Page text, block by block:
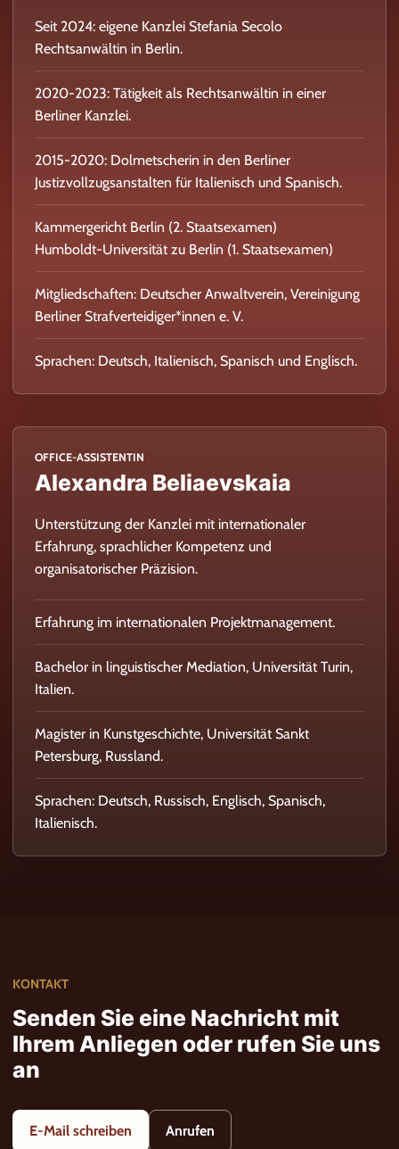
Seit 2024: eigene Kanzlei Stefania Secolo
Rechtsanwältin in Berlin.
2020-2023: Tätigkeit als Rechtsanwältin in einer
Berliner Kanzlei.
2015-2020: Dolmetscherin in den Berliner
Justizvollzugsanstalten für Italienisch und Spanisch.
Kammergericht Berlin (2. Staatsexamen)
Humboldt-Universität zu Berlin (1. Staatsexamen)
Mitgliedschaften: Deutscher Anwaltverein, Vereinigung
Berliner Strafverteidiger*innen e. V.
Sprachen: Deutsch, Italienisch, Spanisch und Englisch.
OFFICE-ASSISTENTIN
Alexandra Beliaevskaia
Unterstützung der Kanzlei mit internationaler
Erfahrung, sprachlicher Kompetenz und
organisatorischer Präzision.
Erfahrung im internationalen Projektmanagement.
Bachelor in linguistischer Mediation, Universität Turin,
Italien.
Magister in Kunstgeschichte, Universität Sankt
Petersburg, Russland.
Sprachen: Deutsch, Russisch, Englisch, Spanisch,
Italienisch.
KONTAKT
Senden Sie eine Nachricht mit
Ihrem Anliegen oder rufen Sie uns
an
E-Mail schreiben Anrufen